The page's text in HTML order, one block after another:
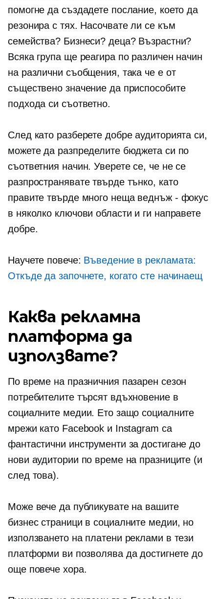
помогне да създадете послание, което да
резонира с тях. Насочвате ли се към
семейства? Бизнеси? деца? Възрастни?
Всяка група ще реагира по различен начин
на различни съобщения, така че е от
съществено значение да приспособите
подхода си съответно.
След като разберете добре аудиторията си,
можете да разпределите бюджета си по
съответния начин. Уверете се, че не се
разпространявате твърде тънко, като
правите твърде много неща веднъж - фокус
в няколко ключови области и ги направете
добре.
Научете повече: Въведение в рекламата:
Откъде да започнете, когато сте начинаещ
Каква рекламна
платформа да
използвате?
По време на празничния пазарен сезон
потребителите търсят вдъхновение в
социалните медии. Ето защо социалните
мрежи като Facebook и Instagram са
фантастични инструменти за достигане до
нови аудитории по време на празниците (и
след това).
Може вече да публикувате на вашите
бизнес страници в социалните медии, но
използването на платени реклами в тези
платформи ви позволява да достигнете до
още повече хора.